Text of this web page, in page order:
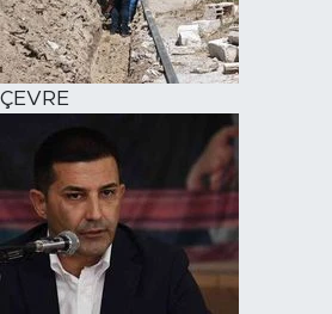
ÇEVRE